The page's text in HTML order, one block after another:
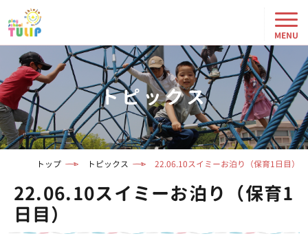
トピックス
トップ トピックス 22.06.10スイミーお泊り（保育1日目）
22.06.10スイミーお泊り（保育1
日目）